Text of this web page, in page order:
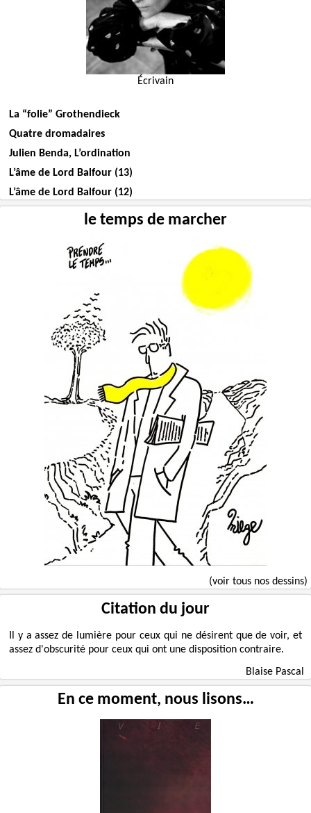
Écrivain
La “folie” Grothendieck
Quatre dromadaires
Julien Benda, L’ordination
L’âme de Lord Balfour (13)
L’âme de Lord Balfour (12)
le temps de marcher
(voir tous nos dessins)
Citation du jour
Il y a assez de lumière pour ceux qui ne désirent que de voir, et
assez d'obscurité pour ceux qui ont une disposition contraire.
Blaise Pascal
En ce moment, nous lisons…